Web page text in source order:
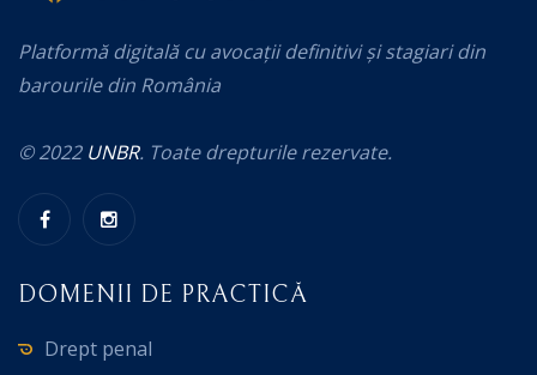
Platformă digitală cu avocații definitivi și stagiari din
barourile din România
© 2022 UNBR. Toate drepturile rezervate.
DOMENII DE PRACTICĂ
Drept penal